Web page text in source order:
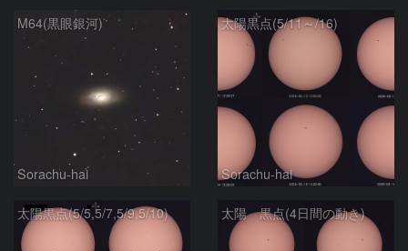
M64(黒眼銀河)
Sorachu-hai
太陽黒点(5/11～/16)
Sorachu-hai
太陽黒点(5/5,5/7,5/9,5/10) 太陽 黒点(4日間の動き)